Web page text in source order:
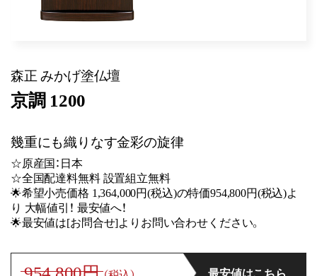
森正 みかげ塗仏壇
京調 1200
幾重にも織りなす金彩の旋律
☆原産国：日本
☆全国配達料無料 設置組立無料
🌟希望小売価格 1,364,000円(税込)の特価954,800円(税込)よ
り 大幅値引！ 最安値へ！
🌟最安値は[お問合せ]よりお問い合わせください。
最安値はこちら